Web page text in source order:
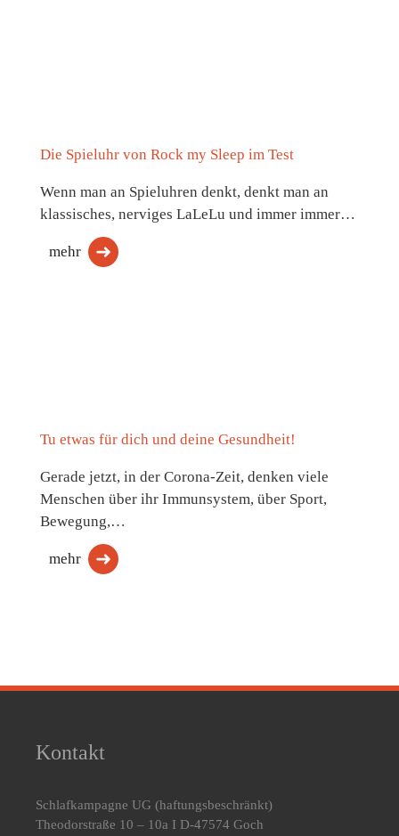
Die Spieluhr von Rock my Sleep im Test
Wenn man an Spieluhren denkt, denkt man an
klassisches, nerviges LaLeLu und immer immer…
mehr
Tu etwas für dich und deine Gesundheit!
Gerade jetzt, in der Corona-Zeit, denken viele
Menschen über ihr Immunsystem, über Sport,
Bewegung,…
mehr
Kontakt
Schlafkampagne UG (haftungsbeschränkt)
Theodorstraße 10 – 10a I D-47574 Goch